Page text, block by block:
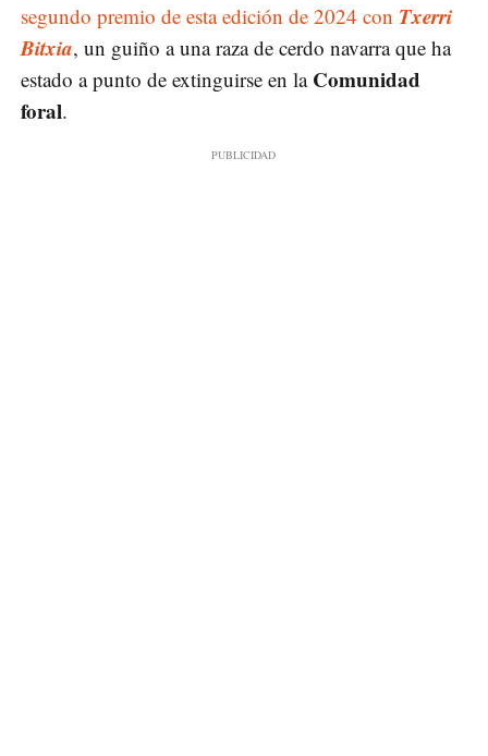
segundo premio de esta edición de 2024 con Txerri
Bitxia, un guiño a una raza de cerdo navarra que ha
estado a punto de extinguirse en la Comunidad
foral.